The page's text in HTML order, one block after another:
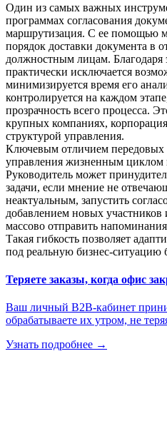
Один из самых важных
программах согласования
маршрутизация. С ее помощью
порядок доставки документа в
должностным лицам.
практически исключается
минимизируется время его
контролируется на каждом
прозрачность всего процесса.
крупных компаниях,
структурой управления.
Ключевым отличием передовых
управления жизненным циклом
Руководитель может
задачи, если мнение не
неактуальным, запустить
добавлением новых
массово отправить
Такая гибкость позволяет
под реальную бизнес-ситуацию
Теряете заказы, когда офис
Ваш личный B2B-кабинет
обрабатываете их утром, не
Узнать подробнее →